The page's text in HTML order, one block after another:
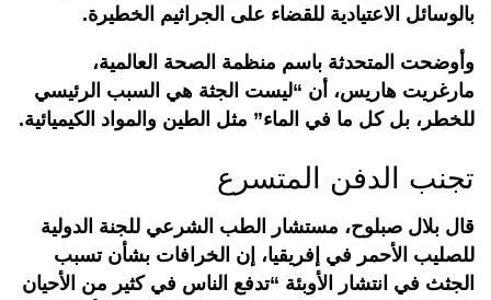
بالوسائل الاعتيادية للقضاء على الجراثيم الخطيرة.
وأوضحت المتحدثة باسم منظمة الصحة العالمية،
مارغريت هاريس، أن “ليست الجثة هي السبب الرئيسي
للخطر، بل كل ما في الماء” مثل الطين والمواد الكيميائية.
تجنب الدفن المتسرع
قال بلال صبلوح، مستشار الطب الشرعي للجنة الدولية
للصليب الأحمر في إفريقيا، إن الخرافات بشأن تسبب
الجثث في انتشار الأوبئة “تدفع الناس في كثير من الأحيان